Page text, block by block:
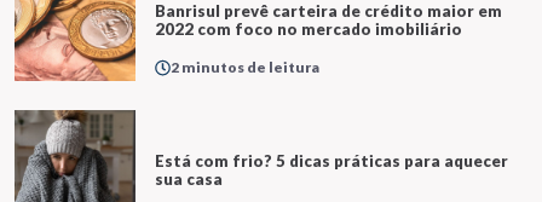
Banrisul prevê carteira de crédito maior em
2022 com foco no mercado imobiliário
2 minutos de leitura
Está com frio? 5 dicas práticas para aquecer
sua casa